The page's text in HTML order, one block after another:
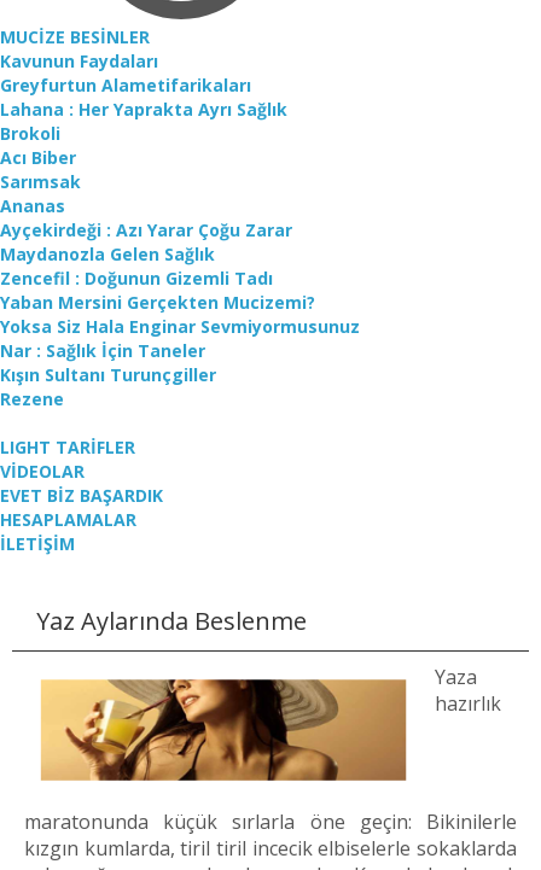
MUCİZE BESİNLER
Kavunun Faydaları
Greyfurtun Alametifarikaları
Lahana : Her Yaprakta Ayrı Sağlık
Brokoli
Acı Biber
Sarımsak
Ananas
Ayçekirdeği : Azı Yarar Çoğu Zarar
Maydanozla Gelen Sağlık
Zencefil : Doğunun Gizemli Tadı
Yaban Mersini Gerçekten Mucizemi?
Yoksa Siz Hala Enginar Sevmiyormusunuz
Nar : Sağlık İçin Taneler
Kışın Sultanı Turunçgiller
Rezene
LIGHT TARİFLER
VİDEOLAR
EVET BİZ BAŞARDIK
HESAPLAMALAR
İLETİŞİM
Yaz Aylarında Beslenme
Yaza
hazırlık
maratonunda küçük sırlarla öne geçin: Bikinilerle
kızgın kumlarda, tiril tiril incecik elbiselerle sokaklarda